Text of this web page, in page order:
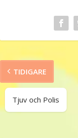
TIDIGARE
Tjuv och Polis